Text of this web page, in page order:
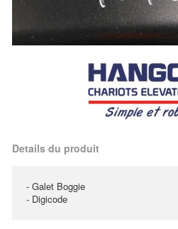
Details du produit
- Galet Boggie
- Digicode